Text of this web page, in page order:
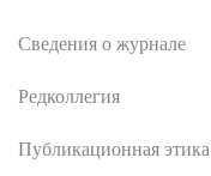
Сведения о журнале
Редколлегия
Публикационная этика